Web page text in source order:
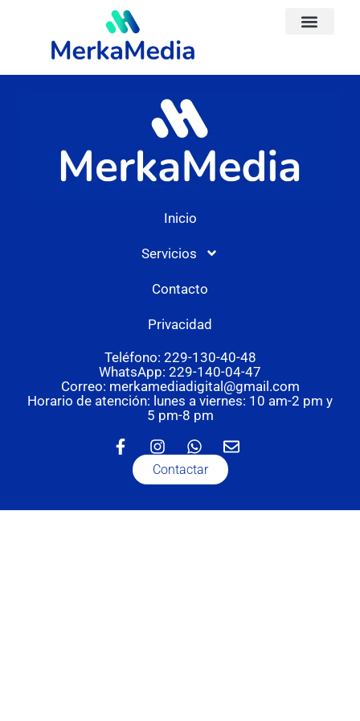
Inicio
Servicios
Contacto
Privacidad
Teléfono: 229-130-40-48
WhatsApp: 229-140-04-47
Correo: merkamediadigital@gmail.com
Horario de atención: lunes a viernes: 10 am-2 pm y
5 pm-8 pm
Contactar